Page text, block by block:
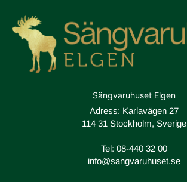
Sängvaruhuset Elgen
Adress: Karlavägen 27
114 31 Stockholm, Sverige
Tel: 08-440 32 00
info@sangvaruhuset.se